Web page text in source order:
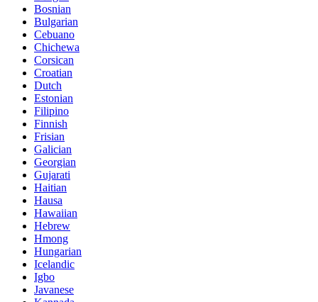
Bosnian
Bulgarian
Cebuano
Chichewa
Corsican
Croatian
Dutch
Estonian
Filipino
Finnish
Frisian
Galician
Georgian
Gujarati
Haitian
Hausa
Hawaiian
Hebrew
Hmong
Hungarian
Icelandic
Igbo
Javanese